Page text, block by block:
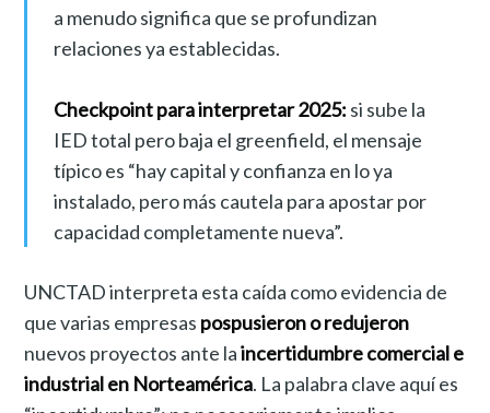
a menudo significa que se profundizan
relaciones ya establecidas.
Checkpoint para interpretar 2025: si sube la
IED total pero baja el greenfield, el mensaje
típico es “hay capital y confianza en lo ya
instalado, pero más cautela para apostar por
capacidad completamente nueva”.
UNCTAD interpreta esta caída como evidencia de
que varias empresas pospusieron o redujeron
nuevos proyectos ante laincertidumbre comercial e
industrial en Norteamérica. La palabra clave aquí es